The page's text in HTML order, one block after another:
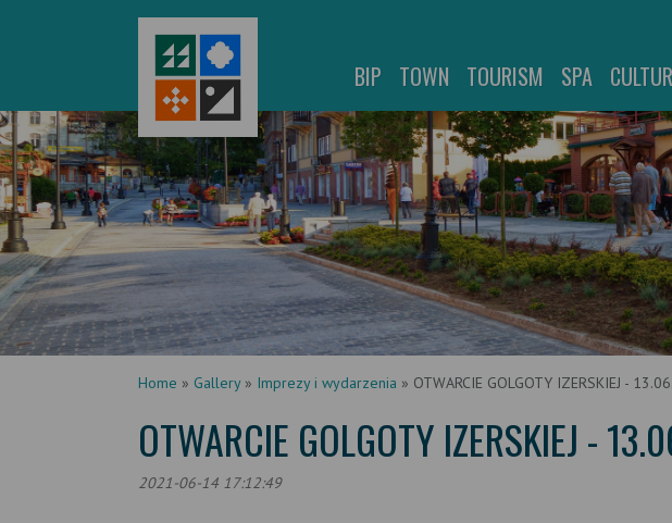
BIP TOWN TOURISM SPA
Home » Gallery» Imprezy i wydarzenia » OTWARCIE GOLGOTY IZERSKIEJ -
OTWARCIE GOLGOTY IZERSKIEJ -
2021-06-14 17:12:49